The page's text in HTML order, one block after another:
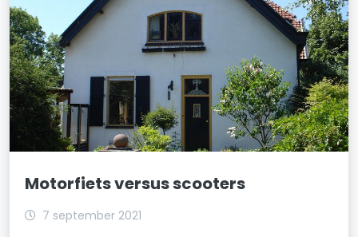
Motorfiets versus scooters
7 september 2021